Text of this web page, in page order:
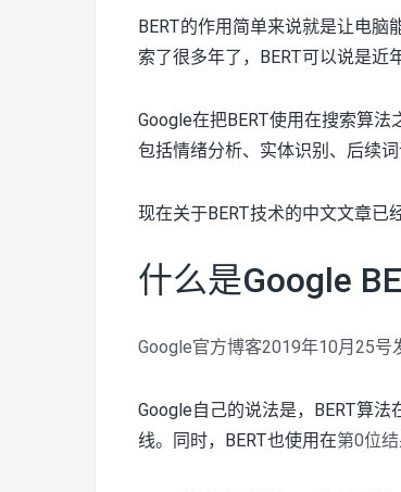
BERT的作用简单来说就是让电
索了很多年了，BERT可以说是近
Google在把BERT使用在搜索算
包括情绪分析、实体识别、后续
现在关于BERT技术的中文文章已
什么是Google
Google官方博客2019年10月25号
Google自己的说法是，BERT算
线。同时，BERT也使用在第0位